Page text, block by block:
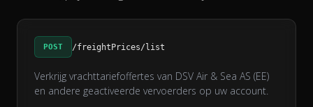
POST /freightPrices/list
Verkrijg vrachttariefoffertes van DSV Air & Sea AS (EE)
en andere geactiveerde vervoerders op uw account.